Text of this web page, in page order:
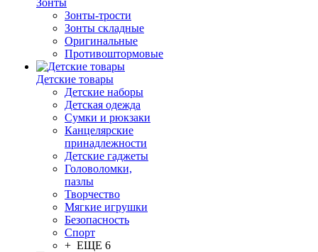
Зонты
Зонты-трости
Зонты складные
Оригинальные
Противоштормовые
Детские товары
Детские наборы
Детская одежда
Сумки и рюкзаки
Канцелярские
принадлежности
Детские гаджеты
Головоломки,
пазлы
Творчество
Мягкие игрушки
Безопасность
Спорт
+ ЕЩЕ 6